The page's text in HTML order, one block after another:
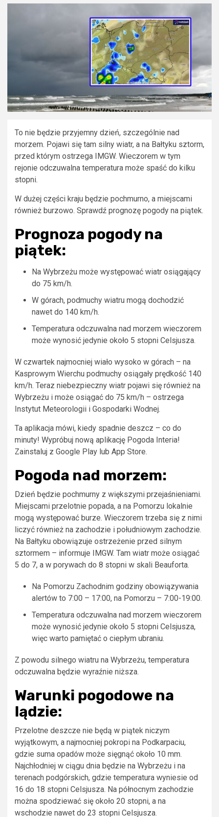
To nie będzie przyjemny dzień, szczególnie nad
morzem. Pojawi się tam silny wiatr, a na Bałtyku sztorm,
przed którym ostrzega IMGW. Wieczorem w tym
rejonie odczuwalna temperatura może spaść do kilku
stopni.
W dużej części kraju będzie pochmurno, a miejscami
również burzowo. Sprawdź prognozę pogody na piątek.
Prognoza pogody na
piątek:
Na Wybrzeżu może występować wiatr osiągający
do 75 km/h.
W górach, podmuchy wiatru mogą dochodzić
nawet do 140 km/h.
Temperatura odczuwalna nad morzem wieczorem
może wynosić jedynie około 5 stopni Celsjusza.
W czwartek najmocniej wiało wysoko w górach – na
Kasprowym Wierchu podmuchy osiągały prędkość 140
km/h. Teraz niebezpieczny wiatr pojawi się również na
Wybrzeżu i może osiągać do 75 km/h – ostrzega
Instytut Meteorologii i Gospodarki Wodnej.
Ta aplikacja mówi, kiedy spadnie deszcz – co do
minuty! Wypróbuj nową aplikację Pogoda Interia!
Zainstaluj z Google Play lub App Store.
Pogoda nad morzem:
Dzień będzie pochmurny z większymi przejaśnieniami.
Miejscami przelotnie popada, a na Pomorzu lokalnie
mogą występować burze. Wieczorem trzeba się z nimi
liczyć również na zachodzie i południowym zachodzie.
Na Bałtyku obowiązuje ostrzeżenie przed silnym
sztormem – informuje IMGW. Tam wiatr może osiągać
5 do 7, a w porywach do 8 stopni w skali Beauforta.
Na Pomorzu Zachodnim godziny obowiązywania
alertów to 7:00 – 17:00, na Pomorzu – 7:00-19:00.
Temperatura odczuwalna nad morzem wieczorem
może wynosić jedynie około 5 stopni Celsjusza,
więc warto pamiętać o ciepłym ubraniu.
Z powodu silnego wiatru na Wybrzeżu, temperatura
odczuwalna będzie wyraźnie niższa.
Warunki pogodowe na
lądzie:
Przelotne deszcze nie będą w piątek niczym
wyjątkowym, a najmocniej pokropi na Podkarpaciu,
gdzie suma opadów może sięgnąć około 10 mm.
Najchłodniej w ciągu dnia będzie na Wybrzeżu i na
terenach podgórskich, gdzie temperatura wyniesie od
16 do 18 stopni Celsjusza. Na północnym zachodzie
można spodziewać się około 20 stopni, a na
wschodzie nawet do 23 stopni Celsjusza.